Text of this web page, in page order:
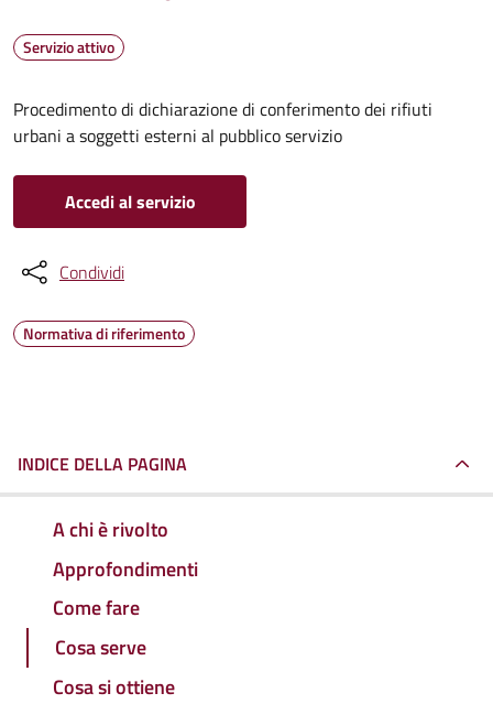
Servizio attivo
Procedimento di dichiarazione di conferimento dei rifiuti
urbani a soggetti esterni al pubblico servizio
Accedi al servizio
Condividi
Normativa di riferimento
INDICE DELLA PAGINA
A chi è rivolto
Approfondimenti
Come fare
Cosa serve
Cosa si ottiene